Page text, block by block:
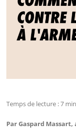
Temps de lecture :7
Par Gaspard